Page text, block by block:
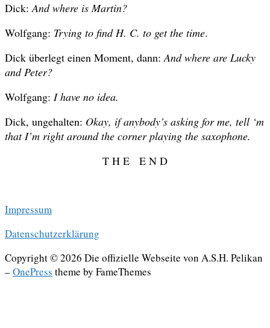
Dick:And where is Martin?
Wolfgang: Trying to find H. C. to get the time.
Dick überlegt einen Moment, dann:And where are Lucky
and Peter?
Wolfgang: I have no idea.
Dick, ungehalten: Okay, if anybody’s asking for me, tell ‘m
that I’m right around the corner playing the saxophone.
T H E E N D
Impressum
Datenschutzerklärung
Copyright © 2026 Die offizielle Webseite von A.S.H. Pelikan
–OnePress theme by FameThemes